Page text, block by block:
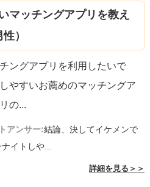
マッチングアプリを教え
）
ングアプリを利用したいで
やすいお薦めのマッチングア
の...
アンサー:結論、決してイケメンで
イトしや...
詳細を見る＞＞